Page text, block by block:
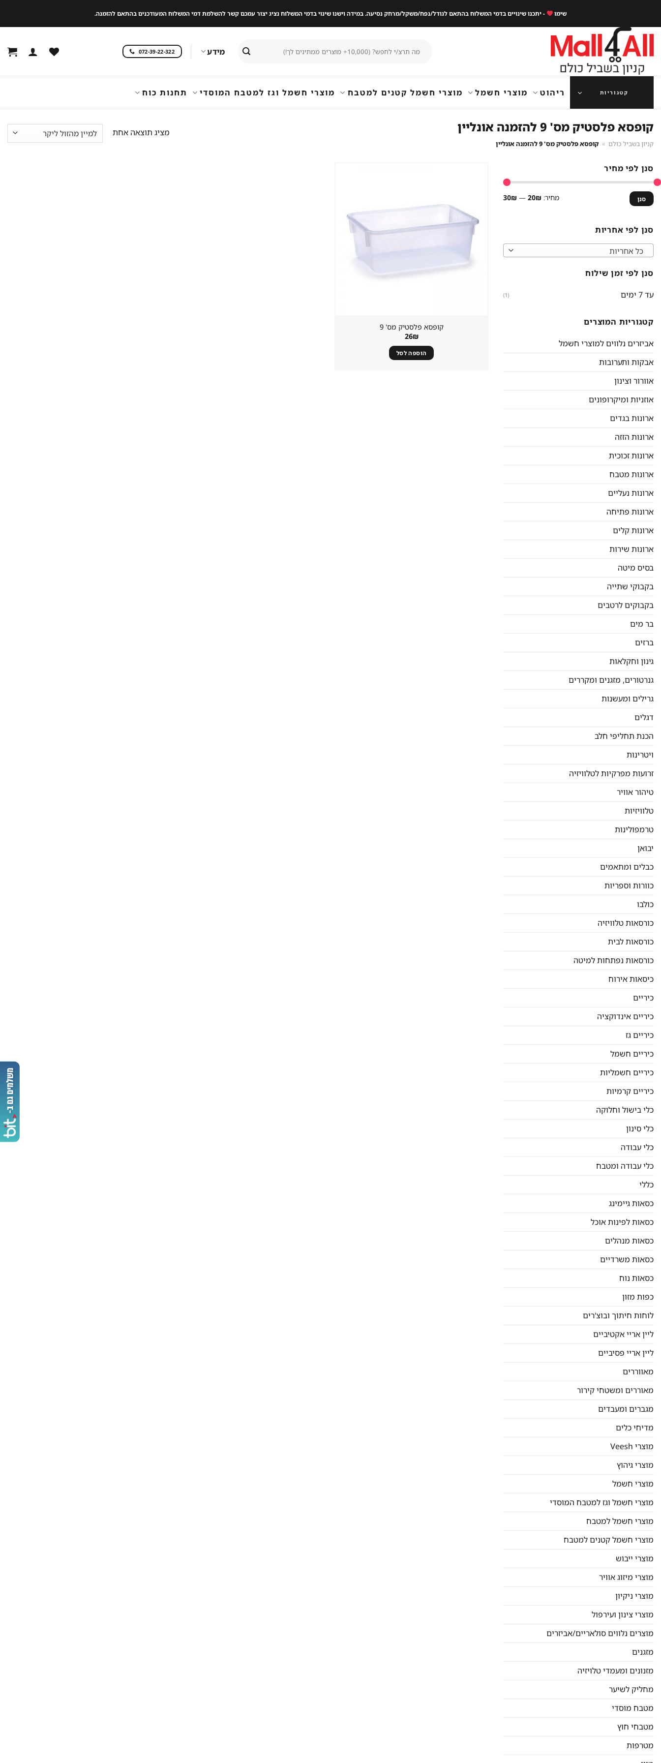
content
שימו - יתכנו שינויים בדמי המשלוח בהתאם לגודל/נפח/משקל/מרחק נסיעה. במידה וישנו שינוי בדמי המשלוח נציג יצור עמכם קשר להשלמת דמי המשלוח המעודכנים בהתאם להזמנה.
עבור:
מידע 072-39-22-322
קטגוריות ריהוט מוצרי חשמל מוצרי חשמל קטנים למטבח מוצרי חשמל וגז למטבח המוסדי תחנות כוח
קופסא פלסטיק מס' 9 להזמנה אונליין
קניון בשביל כולם » קופסא פלסטיק מס' 9 להזמנה אונליין
מציג תוצאה אחת
סנן לפי מחיר
מחיר
מינימלי
מחיר
מקסימלי
סנן מחיר: 20₪
—
30₪
סנן לפי אחריות
כל אחריות
סנן לפי זמן שילוח
עד 7 ימים
(1)
קטגוריות המוצרים
אביזרים נלווים למוצרי חשמל
אבקות ותערובות
אוורור וצינון
אוזניות ומיקרופונים
ארונות בגדים
ארונות הזזה
ארונות זכוכית
ארונות מטבח
ארונות נעליים
ארונות פתיחה
ארונות קלים
ארונות שירות
בסיס מיטה
בקבוקי שתייה
בקבוקים לרטבים
בר מים
ברזים
גינון וחקלאות
גנרטורים, מזגנים ומקררים
גרילים ומעשנות
דגלים
הכנת תחליפי חלב
ויטרינות
זרועות מפרקיות לטלוויזיה
טיהור אוויר
טלוויזיות
טרמפולינות
יבואן
כבלים ומתאמים
כוורות וספריות
כולבו
כורסאות טלוויזיה
כורסאות לבית
כורסאות נפתחות למיטה
כיסאות אירוח
כיריים
כיריים אינדוקציה
כיריים גז
כיריים חשמל
כיריים חשמליות
כיריים קרמיות
כלי בישול וחלוקה
כלי סינון
כלי עבודה
כלי עבודה ומטבח
כללי
כסאות גיימינג
כסאות לפינות אוכל
כסאות מנהלים
כסאות משרדיים
כסאות נוח
כפות מזון
לוחות חיתוך ובוצ'רים
ליין אריי אקטיביים
ליין אריי פסיביים
מאווררים
מאוררים ומשטחי קירור
מגברים ומעבדים
מדיחי כלים
מוצרי Veesh
מוצרי גיהוץ
מוצרי חשמל
מוצרי חשמל וגז למטבח המוסדי
מוצרי חשמל למטבח
מוצרי חשמל קטנים למטבח
מוצרי ייבוש
מוצרי מיזוג אוויר
מוצרי ניקיון
מוצרי צינון ועירפול
מוצרים נלווים סולאריים/אביזרים
מזגנים
מזנונים ומעמדי טלויזיה
מחליק לשיער
מטבח מוסדי
מטבחי חוץ
מטרפות
קופסא פלסטיק מס' 9
26₪
הוספה לסל